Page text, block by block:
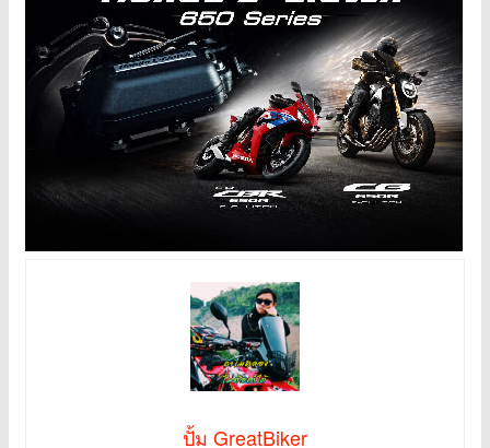
ปั้ม GreatBiker